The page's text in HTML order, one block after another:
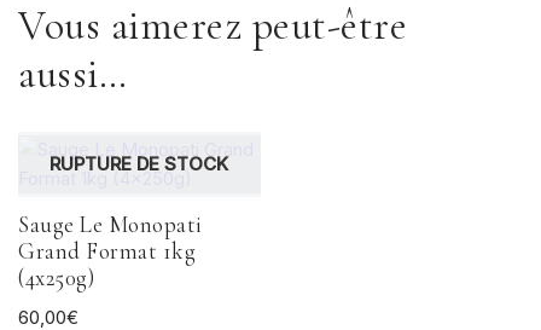
Vous aimerez peut-être
aussi…
RUPTURE DE STOCK
Sauge Le Monopati
Grand Format 1kg
(4x250g)
60,00€